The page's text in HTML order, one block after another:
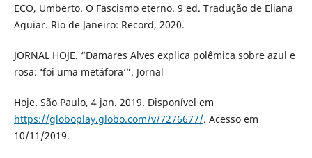
ECO, Umberto. O Fascismo eterno. 9 ed. Tradução de Eliana
Aguiar. Rio de Janeiro: Record, 2020.
JORNAL HOJE. “Damares Alves explica polêmica sobre azul e
rosa: ‘foi uma metáfora’”. Jornal
Hoje. São Paulo, 4 jan. 2019. Disponível em
https://globoplay.globo.com/v/7276677/. Acesso em
10/11/2019.